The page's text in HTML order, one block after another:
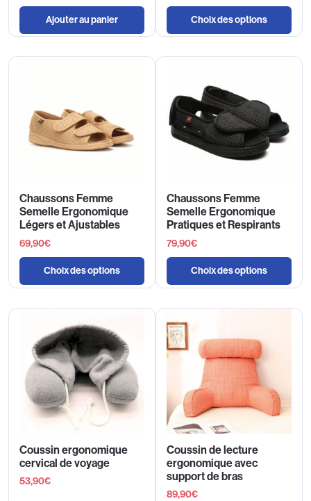
Ajouter au panier Choix des options
Chaussons Femme
Semelle Ergonomique
Légers et Ajustables
69,90€
Choix des options
Chaussons Femme
Semelle Ergonomique
Pratiques et Respirants
79,90€
Choix des options
Coussin ergonomique
cervical de voyage
53,90€
Coussin de lecture
ergonomique avec
support de bras
89,90€